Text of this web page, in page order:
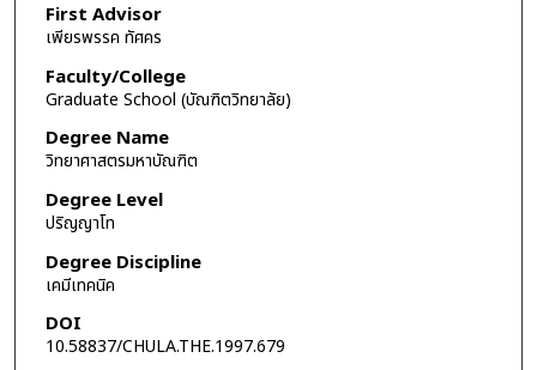
First Advisor
เพียรพรรค ทัศคร
Faculty/College
Graduate School (บัณฑิตวิทยาลัย)
Degree Name
วิทยาศาสตรมหาบัณฑิต
Degree Level
ปริญญาโท
Degree Discipline
เคมีเทคนิค
DOI
10.58837/CHULA.THE.1997.679